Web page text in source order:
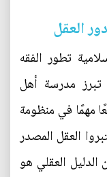
العقل
تطور الفقه
مدرسة أهل
مهمًا في منظومة
العقل المصدر
الدليل العقلي هو